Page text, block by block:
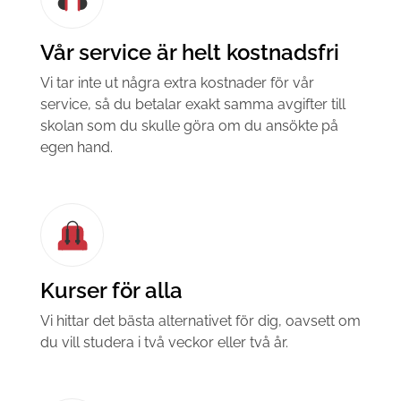
Vår service är helt kostnadsfri
Vi tar inte ut några extra kostnader för vår
service, så du betalar exakt samma avgifter till
skolan som du skulle göra om du ansökte på
egen hand.
Kurser för alla
Vi hittar det bästa alternativet för dig, oavsett om
du vill studera i två veckor eller två år.